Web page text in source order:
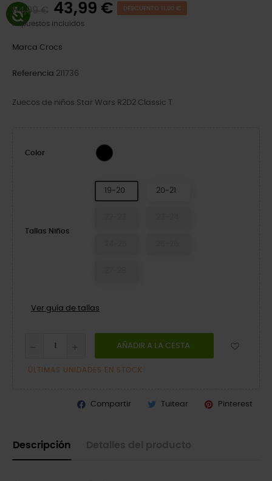
54,99 € 43,99 € DESCUENTO 11,00 €
Impuestos incluidos
Marca Crocs
Referencia 211736
Zuecos de niños Star Wars R2D2 Classic T
Color Multi
Tallas Niños
19-20 20-21
Ver guía de tallas
AÑADIR A LA CESTA
ÚLTIMAS UNIDADES EN STOCK
Compartir Tuitear Pinterest
Descripción